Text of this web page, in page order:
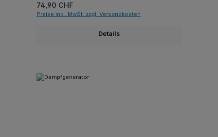
Regulärer Preis:
74,90 CHF
Preise inkl. MwSt. zzgl. Versandkosten
Details